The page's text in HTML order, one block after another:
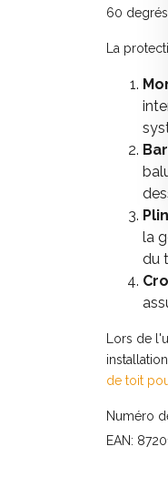
60 degrés.
La
la
du
Lors de
de toit
Numéro
EAN: